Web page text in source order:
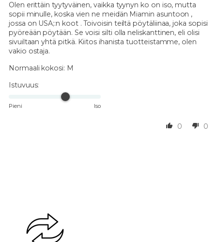
Olen erittäin tyytyväinen, vaikka tyynyn ko on iso, mutta
sopii minulle, koska vien ne meidän Miamin asuntoon ,
jossa on USA;:n koot . Toivoisin teiltä pöytäliinaa, joka sopisi
pyöreään pöytään. Se voisi silti olla neliskanttinen, eli olisi
sivuiltaan yhtä pitkä. Kiitos ihanista tuotteistamme, olen
vakio ostaja.
Normaali kokosi: M
Istuvuus:
Pieni Iso
0 0